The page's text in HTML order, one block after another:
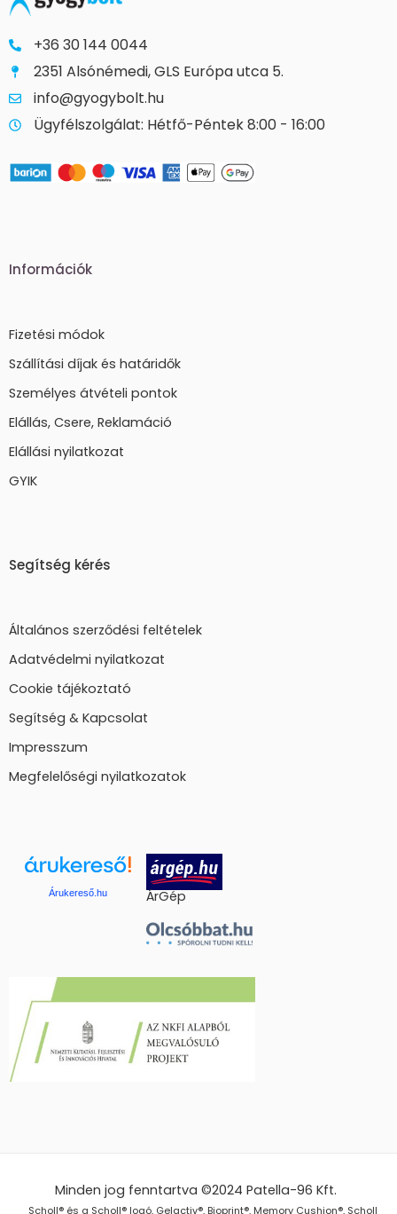
+36 30 144 0044
2351 Alsónémedi, GLS Európa utca 5.
info@gyogybolt.hu
Ügyfélszolgálat: Hétfő-Péntek 8:00 - 16:00
Információk
Fizetési módok
Szállítási díjak és határidők
Személyes átvételi pontok
Elállás, Csere, Reklamáció
Elállási nyilatkozat
GYIK
Segítség kérés
Általános szerződési feltételek
Adatvédelmi nyilatkozat
Cookie tájékoztató
Segítség & Kapcsolat
Impresszum
Megfelelőségi nyilatkozatok
Árukereső.hu ÁrGép
Minden jog fenntartva ©2024Patella-96 Kft.
Scholl® és a Scholl® logó, Gelactiv®, Bioprint®, Memory Cushion®, Scholl